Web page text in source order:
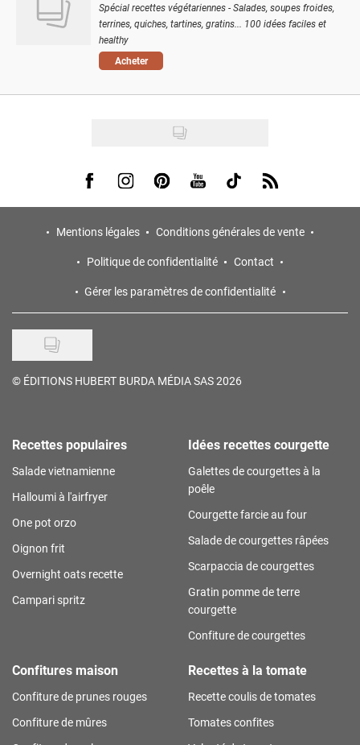
Spécial recettes végétariennes - Salades, soupes froides,
terrines, quiches, tartines, gratins... 100 idées faciles et
healthy
Acheter
Visit us on Facebook
Visit us on Instagram
Visit us on Pinterest
Visit us on Youtube
Visit us on Tiktok
Visit us on Rss
Mentions légales
Conditions générales de vente
Politique de confidentialité
Contact
Gérer les paramètres de confidentialité
© ÉDITIONS HUBERT BURDA MÉDIA SAS 2026
Recettes populaires
Salade vietnamienne
Halloumi à l'airfryer
One pot orzo
Oignon frit
Overnight oats recette
Campari spritz
Idées recettes courgette
Galettes de courgettes à la
poêle
Courgette farcie au four
Salade de courgettes râpées
Scarpaccia de courgettes
Gratin pomme de terre
courgette
Confiture de courgettes
Confitures maison
Confiture de prunes rouges
Confiture de mûres
Recettes à la tomate
Recette coulis de tomates
Tomates confites